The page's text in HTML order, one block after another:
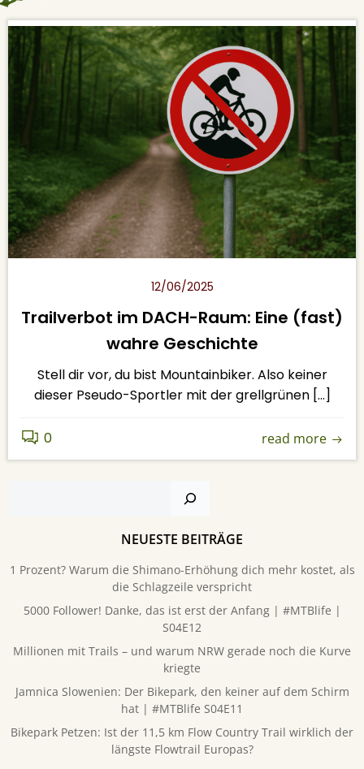
12/06/2025
Trailverbot im DACH-Raum: Eine (fast)
wahre Geschichte
Stell dir vor, du bist Mountainbiker. Also keiner
dieser Pseudo-Sportler mit der grellgrünen […]
0 read more
Suchen
NEUESTE BEITRÄGE
1 Prozent? Warum die Shimano-Erhöhung dich mehr kostet, als
die Schlagzeile verspricht
5000 Follower! Danke, das ist erst der Anfang | #MTBlife |
S04E12
Millionen mit Trails – und warum NRW gerade noch die Kurve
kriegte
Jamnica Slowenien: Der Bikepark, den keiner auf dem Schirm
hat | #MTBlife S04E11
Bikepark Petzen: Ist der 11,5 km Flow Country Trail wirklich der
längste Flowtrail Europas?